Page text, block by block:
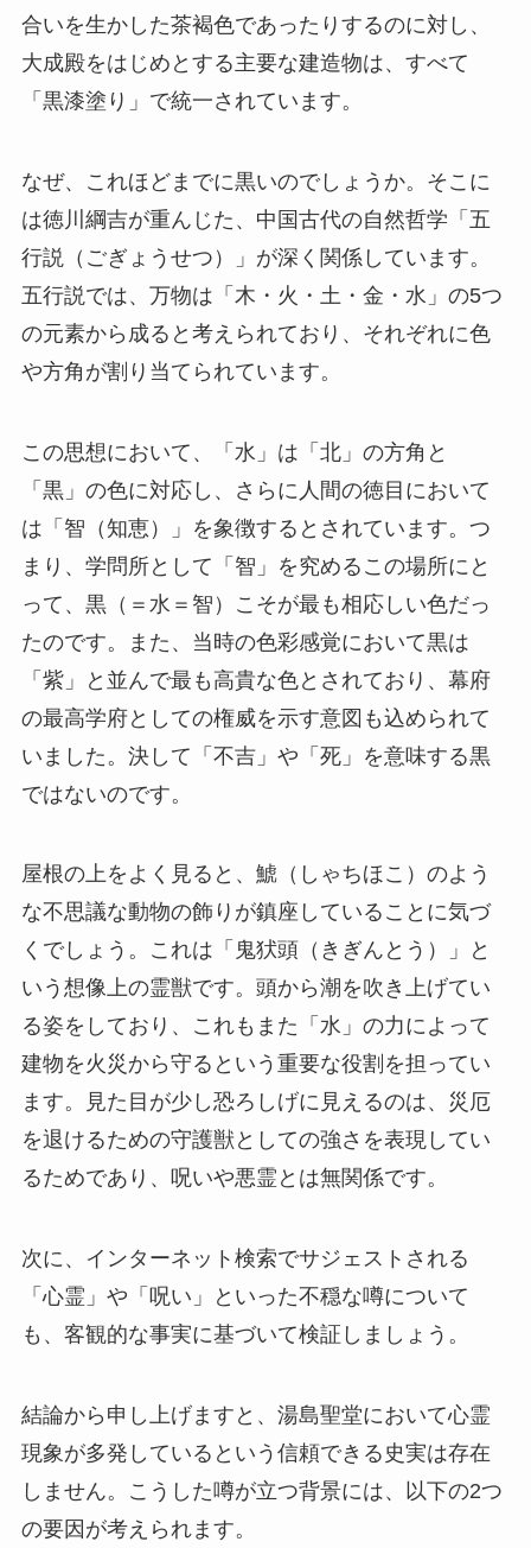
合いを生かした茶褐色であったりするのに対し、
大成殿をはじめとする主要な建造物は、すべて
「黒漆塗り」で統一されています。
なぜ、これほどまでに黒いのでしょうか。そこに
は徳川綱吉が重んじた、中国古代の自然哲学「五
行説（ごぎょうせつ）」が深く関係しています。
五行説では、万物は「木・火・土・金・水」の5つ
の元素から成ると考えられており、それぞれに色
や方角が割り当てられています。
この思想において、「水」は「北」の方角と
「黒」の色に対応し、さらに人間の徳目において
は「智（知恵）」を象徴するとされています。つ
まり、学問所として「智」を究めるこの場所にと
って、黒（＝水＝智）こそが最も相応しい色だっ
たのです。また、当時の色彩感覚において黒は
「紫」と並んで最も高貴な色とされており、幕府
の最高学府としての権威を示す意図も込められて
いました。決して「不吉」や「死」を意味する黒
ではないのです。
屋根の上をよく見ると、鯱（しゃちほこ）のよう
な不思議な動物の飾りが鎮座していることに気づ
くでしょう。これは「鬼犾頭（きぎんとう）」と
いう想像上の霊獣です。頭から潮を吹き上げてい
る姿をしており、これもまた「水」の力によって
建物を火災から守るという重要な役割を担ってい
ます。見た目が少し恐ろしげに見えるのは、災厄
を退けるための守護獣としての強さを表現してい
るためであり、呪いや悪霊とは無関係です。
次に、インターネット検索でサジェストされる
「心霊」や「呪い」といった不穏な噂について
も、客観的な事実に基づいて検証しましょう。
結論から申し上げますと、湯島聖堂において心霊
現象が多発しているという信頼できる史実は存在
しません。こうした噂が立つ背景には、以下の2つ
の要因が考えられます。